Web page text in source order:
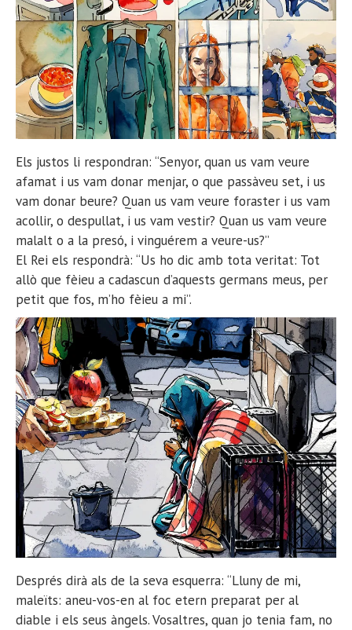
Els justos li respondran: “Senyor, quan us vam veure
afamat i us vam donar menjar, o que passàveu set, i us
vam donar beure? Quan us vam veure foraster i us vam
acollir, o despullat, i us vam vestir? Quan us vam veure
malalt o a la presó, i vinguérem a veure-us?”
El Rei els respondrà: “Us ho dic amb tota veritat: Tot
allò que fèieu a cadascun d’aquests germans meus, per
petit que fos, m’ho fèieu a mi”.
Després dirà als de la seva esquerra: “Lluny de mi,
maleïts: aneu-vos-en al foc etern preparat per al
diable i els seus àngels. Vosaltres, quan jo tenia fam, no